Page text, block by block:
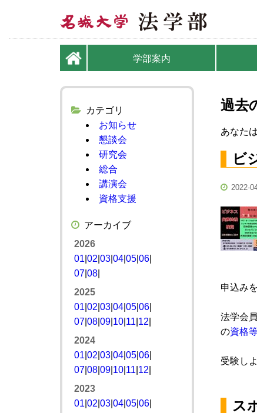
学部案内
過去
あなた
ビ
2022-
申込み
法学会
の資格
受験し
ス
カテゴリ
お知らせ
懇談会
研究会
総合
講演会
資格支援
アーカイブ
2026
01 02 03 04 05 06
07 08
2025
01 02 03 04 05 06
07 08 09 10 11 12
2024
01 02 03 04 05 06
07 08 09 10 11 12
2023
01 02 03 04 05 06